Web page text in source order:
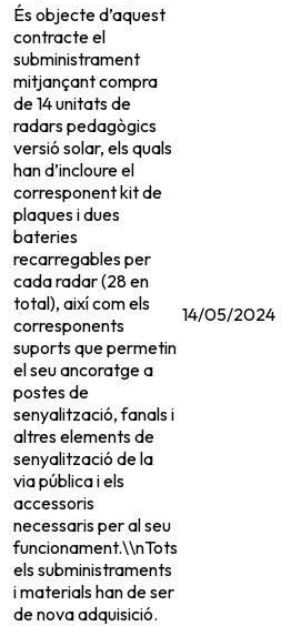
És objecte d’aquest
contracte el
subministrament
mitjançant compra
de 14 unitats de
radars pedagògics
versió solar, els quals
han d’incloure el
corresponent kit de
plaques i dues
bateries
recarregables per
cada radar (28 en
total), així com els
corresponents
suports que permetin
el seu ancoratge a
postes de
senyalització, fanals i
altres elements de
senyalització de la
via pública i els
accessoris
necessaris per al seu
funcionament.\\nTots
els subministraments
i materials han de ser
de nova adquisició.
14/05/2024